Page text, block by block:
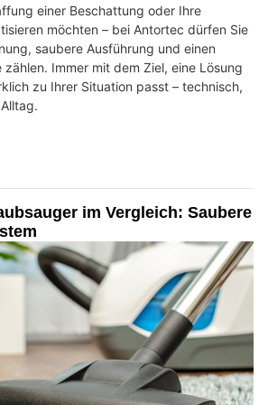
einer Beschattung oder Ihre
möchten – bei Antortec dürfen Sie
saubere Ausführung und einen
Immer mit dem Ziel, eine Lösung
zu Ihrer Situation passt – technisch,
im Vergleich: Saubere